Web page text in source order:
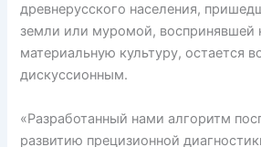
древнерусского населения,
земли или муромой, воспринявшей
материальную культуру, остается
дискуссионным.
«Разработанный нами алгоритм
развитию прецизионной